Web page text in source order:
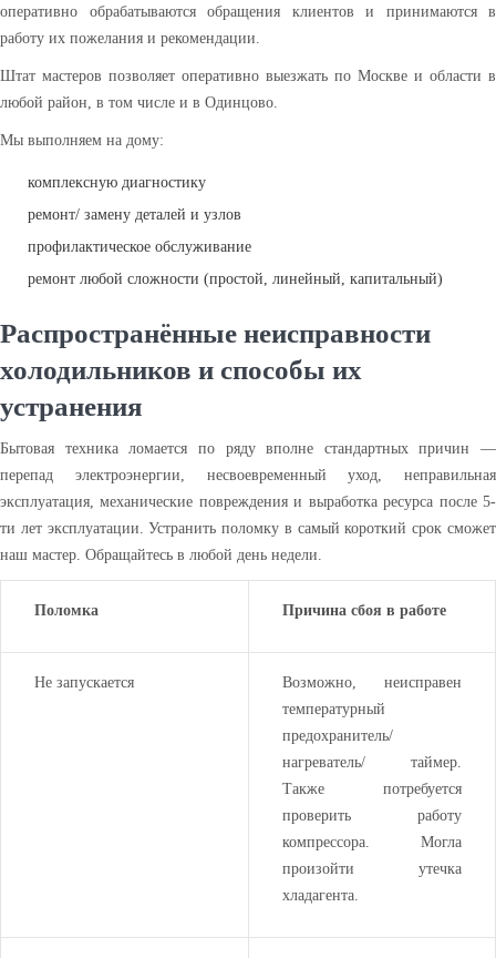
оперативно обрабатываются обращения клиентов и принимаются в
работу их пожелания и рекомендации.
Штат мастеров позволяет оперативно выезжать по Москве и области в
любой район, в том числе и в Одинцово.
Мы выполняем на дому:
комплексную диагностику
ремонт/ замену деталей и узлов
профилактическое обслуживание
ремонт любой сложности (простой, линейный, капитальный)
Распространённые неисправности
холодильников и способы их
устранения
Бытовая техника ломается по ряду вполне стандартных причин —
перепад электроэнергии, несвоевременный уход, неправильная
эксплуатация, механические повреждения и выработка ресурса после 5-
ти лет эксплуатации. Устранить поломку в самый короткий срок сможет
наш мастер. Обращайтесь в любой день недели.
Поломка Причина сбоя в работе
Не запускается
Возможно, неисправен
температурный
предохранитель/
нагреватель/ таймер.
Также потребуется
проверить работу
компрессора. Могла
произойти утечка
хладагента.